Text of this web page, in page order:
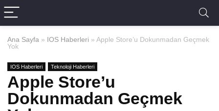
Ana Sayfa » IOS Haberleri » Apple Store’u Dokunmadan Geçmek
Yok
IOS Haberleri Teknoloji Haberleri
Apple Store’u
Dokunmadan Geçmek